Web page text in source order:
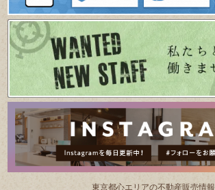
東京都⼼エリアの不動産販売情報